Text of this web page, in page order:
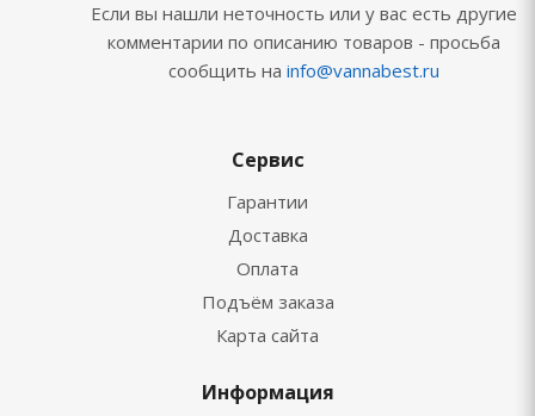
Если вы нашли неточность или у вас есть другие
комментарии по описанию товаров - просьба
сообщить на info@vannabest.ru
Сервис
Гарантии
Доставка
Оплата
Подъём заказа
Карта сайта
Информация